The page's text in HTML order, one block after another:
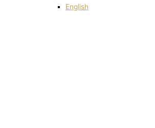
English